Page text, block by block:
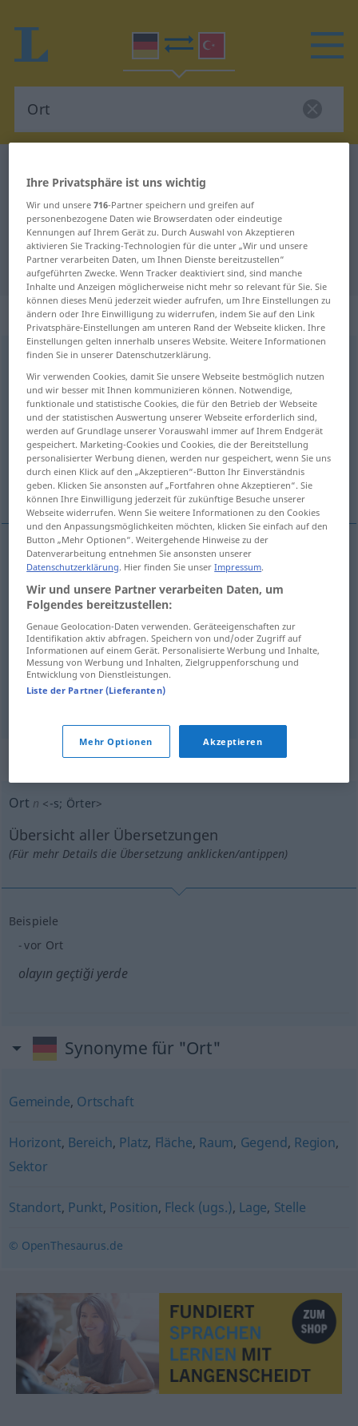
Deutsch-Türkisch Übersetzung für
"Ort"
"Ort" Türkisch Übersetzung
„Ort“: männlich
Ortm <-s; -e >
Übersicht aller Übersetzungen
(Für mehr Details die Übersetzung anklicken/antippen)
yer, nokta, sahne
yerleşim merkezi, belde
yer Ort
nokta Ort (≈ Stelle, Fleck)
sahne Ort (≈ Schauplatz)
merkezi,
„Ort“: Neutrum, sächlich
Ort n <-s; Örter>
Übersicht aller Übersetzungen
(Für mehr Details die Übersetzung anklicken/antippen)
Beispiele
vor Ort
olayın geçtiği yerde
Synonyme für "Ort"
Gemeinde, Ortschaft
Horizont, Bereich, Platz, Fläche, Raum, Gegend, Region,
Sektor
Standort, Punkt, Position, Fleck (ugs.), Lage, Stelle
© OpenThesaurus.de
Ihre Privatsphäre ist uns wichtig
Wir und unsere716-Partner speichern und greifen auf
personenbezogene Daten wie Browserdaten oder eindeutige
Kennungen auf Ihrem Gerät zu. Durch Auswahl von Akzeptieren
aktivieren Sie Tracking-Technologien für die unter „Wir und unsere
Partner verarbeiten Daten, um Ihnen Dienste bereitzustellen“
aufgeführten Zwecke. Wenn Tracker deaktiviert sind, sind manche
Inhalte und Anzeigen möglicherweise nicht mehr so relevant für Sie. Sie
können dieses Menü jederzeit wieder aufrufen, um Ihre Einstellungen zu
ändern oder Ihre Einwilligung zu widerrufen, indem Sie auf den Link
Privatsphäre-Einstellungen am unteren Rand der Webseite klicken. Ihre
Einstellungen gelten innerhalb unseres Website. Weitere Informationen
finden Sie in unserer Datenschutzerklärung.
Wir verwenden Cookies, damit Sie unsere Webseite bestmöglich nutzen
und wir besser mit Ihnen kommunizieren können. Notwendige,
funktionale und statistische Cookies, die für den Betrieb der Webseite
und der statistischen Auswertung unserer Webseite erforderlich sind,
werden auf Grundlage unserer Vorauswahl immer auf Ihrem Endgerät
gespeichert. Marketing-Cookies und Cookies, die der Bereitstellung
personalisierter Werbung dienen, werden nur gespeichert, wenn Sie uns
durch einen Klick auf den „Akzeptieren“-Button Ihr Einverständnis
geben. Klicken Sie ansonsten auf „Fortfahren ohne Akzeptieren“. Sie
können Ihre Einwilligung jederzeit für zukünftige Besuche unserer
Webseite widerrufen. Wenn Sie weitere Informationen zu den Cookies
und den Anpassungsmöglichkeiten möchten, klicken Sie einfach auf den
Button „Mehr Optionen“. Weitergehende Hinweise zu der
Datenverarbeitung entnehmen Sie ansonsten unserer
Datenschutzerklärung. Hier finden Sie unserImpressum.
Wir und unsere Partner verarbeiten Daten, um
Folgendes bereitzustellen:
Genaue Geolocation-Daten verwenden. Geräteeigenschaften zur
Identifikation aktiv abfragen. Speichern von und/oder Zugriff auf
Informationen auf einem Gerät. Personalisierte Werbung und Inhalte,
Messung von Werbung und Inhalten, Zielgruppenforschung und
Entwicklung von Dienstleistungen.
Liste der Partner (Lieferanten)
Mehr Optionen Akzeptieren